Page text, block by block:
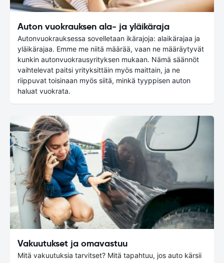
Auton vuokrauksen ala- ja yläikäraja
Autonvuokrauksessa sovelletaan ikärajoja: alaikärajaa ja
yläikärajaa. Emme me niitä määrää, vaan ne määräytyvät
kunkin autonvuokrausyrityksen mukaan. Nämä säännöt
vaihtelevat paitsi yrityksittäin myös maittain, ja ne
riippuvat toisinaan myös siitä, minkä tyyppisen auton
haluat vuokrata.
Vakuutukset ja omavastuu
Mitä vakuutuksia tarvitset? Mitä tapahtuu, jos auto kärsii